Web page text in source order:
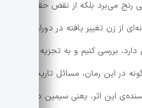
رنج می‌برد بلکه از نقض حقوق
از زن‌ تغییر یافته در دوران
بررسی کنیم و به تجزیه و تحلیل
در این رمان، مسائل تاریخی،
این اثر، یعنی سیمین دانشور آشنا